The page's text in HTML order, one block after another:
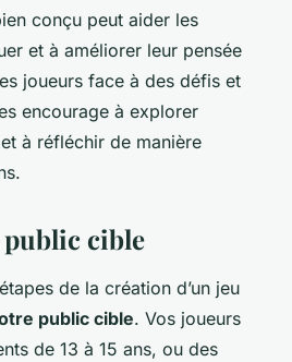
conçu peut aider les
et à améliorer leur pensée
joueurs face à des défis et
encourage à explorer
à réfléchir de manière
cible
de la création d’un jeu
public cible. Vos joueurs
de 13 à 15 ans, ou des